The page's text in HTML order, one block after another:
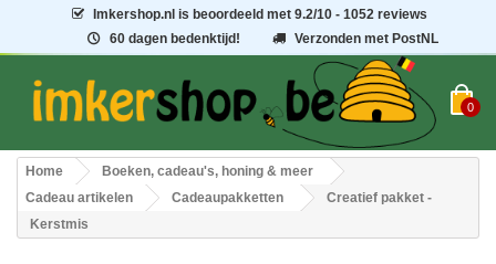
Imkershop.nl is beoordeeld met9.2/10 - 1052 reviews
60 dagen bedenktijd!
Verzonden met PostNL
0
Home
Boeken, cadeau's, honing & meer
Cadeau artikelen
Cadeaupakketten
Creatief pakket -
Kerstmis